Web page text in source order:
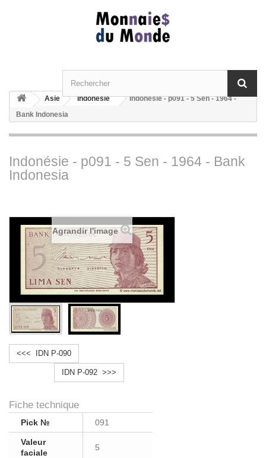
Asie Indonésie
Indonésie - p091 - 5 Sen - 1964 -
Bank Indonesia
Indonésie - p091 - 5 Sen - 1964 - Bank
Indonesia
Agrandir l'image
<<< IDN P-090
IDN P-092 >>>
Fiche technique
Pick № 091
Valeur
faciale
5